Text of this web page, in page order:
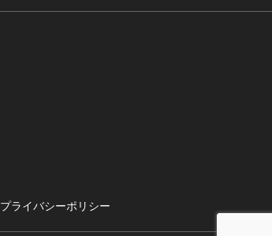
プライバシーポリシー